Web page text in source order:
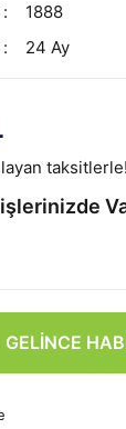
1888
24 Ay
taksitlerle!
GELİNCE